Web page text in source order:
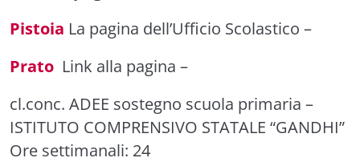
Pistoia La pagina dell’Ufficio Scolastico –
Prato Link alla pagina –
cl.conc. ADEE sostegno scuola primaria –
ISTITUTO COMPRENSIVO STATALE “GANDHI”
Ore settimanali: 24